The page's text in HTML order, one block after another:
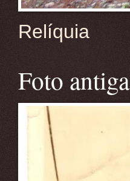
Relíquia
Foto antiga